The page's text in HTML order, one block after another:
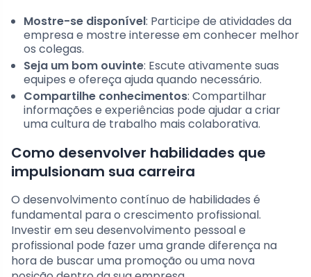
Mostre-se disponível: Participe de atividades da
empresa e mostre interesse em conhecer melhor
os colegas.
Seja um bom ouvinte: Escute ativamente suas
equipes e ofereça ajuda quando necessário.
Compartilhe conhecimentos: Compartilhar
informações e experiências pode ajudar a criar
uma cultura de trabalho mais colaborativa.
Como desenvolver habilidades que
impulsionam sua carreira
O desenvolvimento contínuo de habilidades é
fundamental para o crescimento profissional.
Investir em seu desenvolvimento pessoal e
profissional pode fazer uma grande diferença na
hora de buscar uma promoção ou uma nova